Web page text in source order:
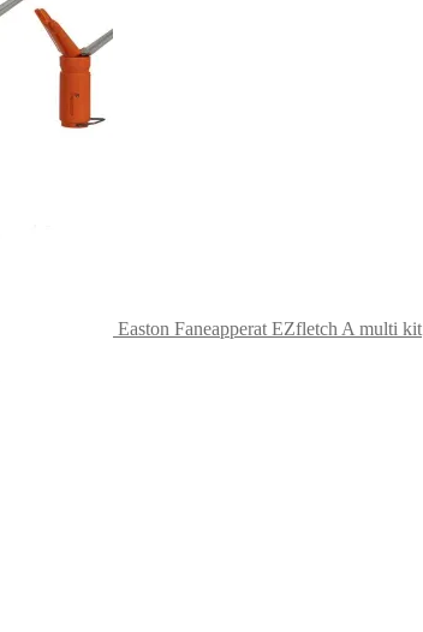
Easton Faneapperat EZfletch A multi kit